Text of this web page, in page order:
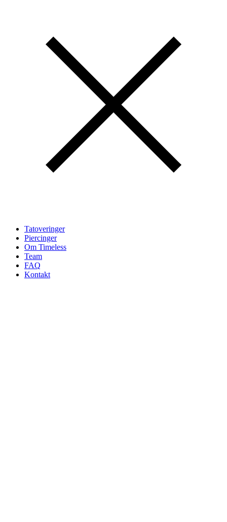
Tatoveringer
Piercinger
Om Timeless
Team
FAQ
Kontakt